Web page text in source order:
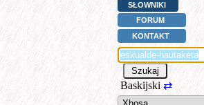
SŁOWNIKI
FORUM
KONTAKT
Baskijski ⇄